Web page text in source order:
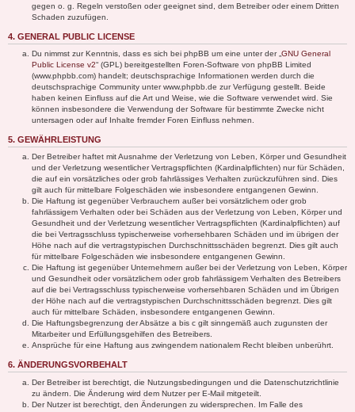
gegen o. g. Regeln verstoßen oder geeignet sind, dem Betreiber oder einem Dritten
Schaden zuzufügen.
4. GENERAL PUBLIC LICENSE
Du nimmst zur Kenntnis, dass es sich bei phpBB um eine unter der „ GNU General
Public License v2“ (GPL) bereitgestellten Foren-Software von phpBB Limited
(www.phpbb.com) handelt; deutschsprachige Informationen werden durch die
deutschsprachige Community unter www.phpbb.de zur Verfügung gestellt. Beide
haben keinen Einfluss auf die Art und Weise, wie die Software verwendet wird. Sie
können insbesondere die Verwendung der Software für bestimmte Zwecke nicht
untersagen oder auf Inhalte fremder Foren Einfluss nehmen.
5. GEWÄHRLEISTUNG
Der Betreiber haftet mit Ausnahme der Verletzung von Leben, Körper und Gesundheit
und der Verletzung wesentlicher Vertragspflichten (Kardinalpflichten) nur für Schäden,
die auf ein vorsätzliches oder grob fahrlässiges Verhalten zurückzuführen sind. Dies
gilt auch für mittelbare Folgeschäden wie insbesondere entgangenen Gewinn.
Die Haftung ist gegenüber Verbrauchern außer bei vorsätzlichem oder grob
fahrlässigem Verhalten oder bei Schäden aus der Verletzung von Leben, Körper und
Gesundheit und der Verletzung wesentlicher Vertragspflichten (Kardinalpflichten) auf
die bei Vertragsschluss typischerweise vorhersehbaren Schäden und im übrigen der
Höhe nach auf die vertragstypischen Durchschnittsschäden begrenzt. Dies gilt auch
für mittelbare Folgeschäden wie insbesondere entgangenen Gewinn.
Die Haftung ist gegenüber Unternehmern außer bei der Verletzung von Leben, Körper
und Gesundheit oder vorsätzlichem oder grob fahrlässigem Verhalten des Betreibers
auf die bei Vertragsschluss typischerweise vorhersehbaren Schäden und im Übrigen
der Höhe nach auf die vertragstypischen Durchschnittsschäden begrenzt. Dies gilt
auch für mittelbare Schäden, insbesondere entgangenen Gewinn.
Die Haftungsbegrenzung der Absätze a bis c gilt sinngemäß auch zugunsten der
Mitarbeiter und Erfüllungsgehilfen des Betreibers.
Ansprüche für eine Haftung aus zwingendem nationalem Recht bleiben unberührt.
6. ÄNDERUNGSVORBEHALT
Der Betreiber ist berechtigt, die Nutzungsbedingungen und die Datenschutzrichtlinie
zu ändern. Die Änderung wird dem Nutzer per E-Mail mitgeteilt.
Der Nutzer ist berechtigt, den Änderungen zu widersprechen. Im Falle des